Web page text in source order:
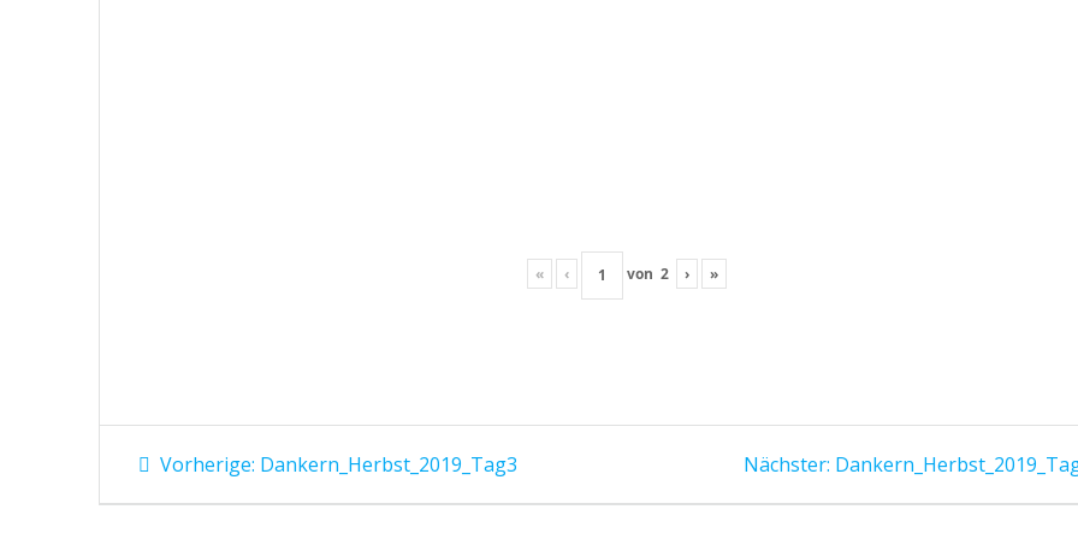
« ‹ von 2 › »
Beitragsnavigation
Vorherige: Vorheriger
Dankern_Herbst_2019_Tag3 Nächster: Nächster